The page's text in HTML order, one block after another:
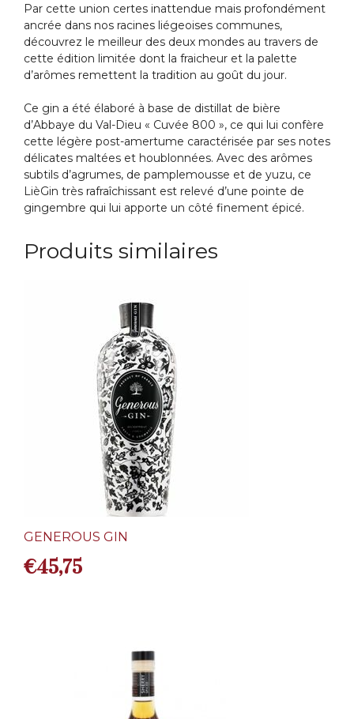
Par cette union certes inattendue mais profondément
ancrée dans nos racines liégeoises communes,
découvrez le meilleur des deux mondes au travers de
cette édition limitée dont la fraicheur et la palette
d’arômes remettent la tradition au goût du jour.
Ce gin a été élaboré à base de distillat de bière
d’Abbaye du Val-Dieu « Cuvée 800 », ce qui lui confère
cette légère post-amertume caractérisée par ses notes
délicates maltées et houblonnées. Avec des arômes
subtils d’agrumes, de pamplemousse et de yuzu, ce
LièGin très rafraîchissant est relevé d’une pointe de
gingembre qui lui apporte un côté finement épicé.
Produits similaires
GENEROUS GIN
€45,75